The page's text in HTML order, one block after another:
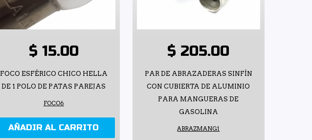
$ 15.00
FOCO ESFÉRICO CHICO HELLA
DE 1 POLO DE PATAS PAREJAS
FOCO6
AÑADIR AL CARRITO
$ 205.00
PAR DE ABRAZADERAS SINFÍN
CON CUBIERTA DE ALUMINIO
PARA MANGUERAS DE
GASOLINA
ABRAZMANG1